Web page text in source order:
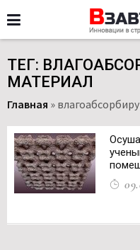
ТЕГ:
МАТЕРИАЛ
Главная »